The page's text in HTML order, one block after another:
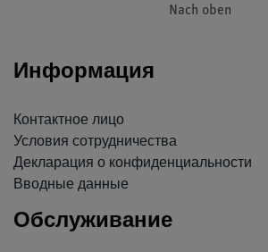
Nach oben
Информация
Контактное лицо
Условия сотрудничества
Декларация о конфиденциальности
Вводные данные
Обслуживание